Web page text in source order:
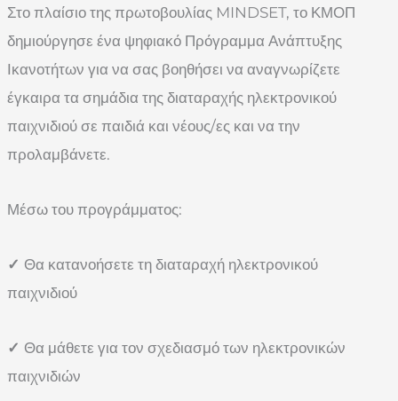
Στο πλαίσιο της πρωτοβουλίας MINDSET, το ΚΜΟΠ
δημιούργησε ένα ψηφιακό Πρόγραμμα Ανάπτυξης
Ικανοτήτων για να σας βοηθήσει να αναγνωρίζετε
έγκαιρα τα σημάδια της διαταραχής ηλεκτρονικού
παιχνιδιού σε παιδιά και νέους/ες και να την
προλαμβάνετε.
Μέσω του προγράμματος:
✓ Θα κατανοήσετε τη διαταραχή ηλεκτρονικού
παιχνιδιού
✓ Θα μάθετε για τον σχεδιασμό των ηλεκτρονικών
παιχνιδιών